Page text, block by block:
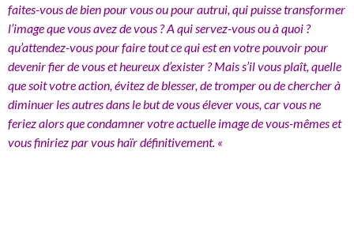
faites-vous de bien pour vous ou pour autrui, qui puisse transformer
l’image que vous avez de vous ? A qui servez-vous ou à quoi ?
qu’attendez-vous pour faire tout ce qui est en votre pouvoir pour
devenir fier de vous et heureux d’exister ? Mais s’il vous plaît, quelle
que soit votre action, évitez de blesser, de tromper ou de chercher à
diminuer les autres dans le but de vous élever vous, car vous ne
feriez alors que condamner votre actuelle image de vous-mêmes et
vous finiriez par vous haïr définitivement. «